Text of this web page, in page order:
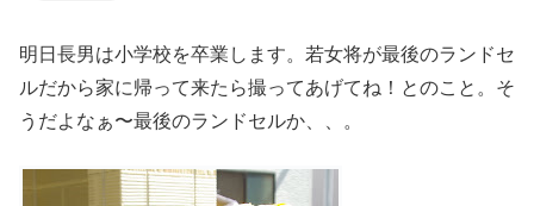
明日長男は小学校を卒業します。若女将が最後のランドセ
ルだから家に帰って来たら撮ってあげてね！とのこと。そ
うだよなぁ〜最後のランドセルか、、。